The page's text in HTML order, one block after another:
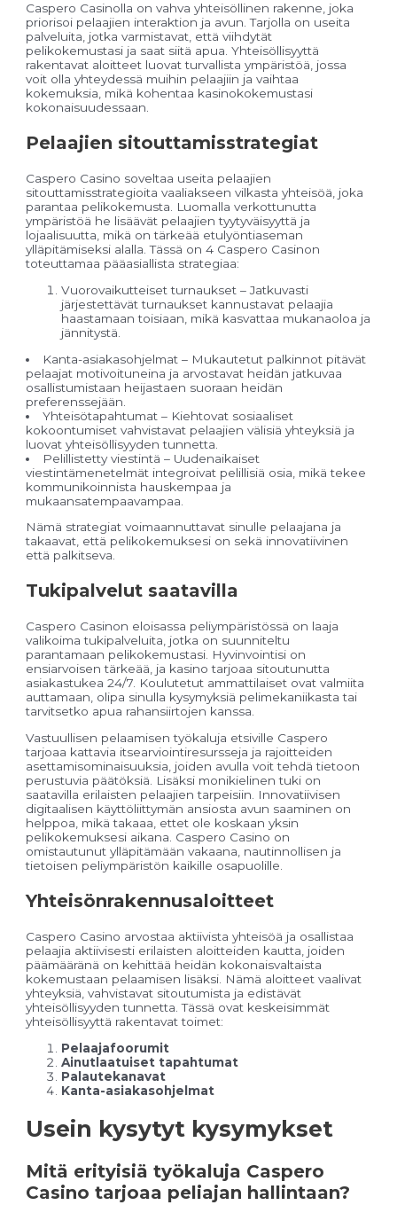
Caspero Casinolla on vahva yhteisöllinen rakenne, joka
priorisoi pelaajien interaktion ja avun. Tarjolla on useita
palveluita, jotka varmistavat, että viihdytät
pelikokemustasi ja saat siitä apua. Yhteisöllisyyttä
rakentavat aloitteet luovat turvallista ympäristöä, jossa
voit olla yhteydessä muihin pelaajiin ja vaihtaa
kokemuksia, mikä kohentaa kasinokokemustasi
kokonaisuudessaan.
Pelaajien sitouttamisstrategiat
Caspero Casino soveltaa useita pelaajien
sitouttamisstrategioita vaaliakseen vilkasta yhteisöä, joka
parantaa pelikokemusta. Luomalla verkottunutta
ympäristöä he lisäävät pelaajien tyytyväisyyttä ja
lojaalisuutta, mikä on tärkeää etulyöntiaseman
ylläpitämiseksi alalla. Tässä on 4 Caspero Casinon
toteuttamaa pääasiallista strategiaa:
Vuorovaikutteiset turnaukset – Jatkuvasti
järjestettävät turnaukset kannustavat pelaajia
haastamaan toisiaan, mikä kasvattaa mukanaoloa ja
jännitystä.
Kanta-asiakasohjelmat – Mukautetut palkinnot pitävät
pelaajat motivoituneina ja arvostavat heidän jatkuvaa
osallistumistaan heijastaen suoraan heidän
preferenssejään.
Yhteisötapahtumat – Kiehtovat sosiaaliset
kokoontumiset vahvistavat pelaajien välisiä yhteyksiä ja
luovat yhteisöllisyyden tunnetta.
Pelillistetty viestintä – Uudenaikaiset
viestintämenetelmät integroivat pelillisiä osia, mikä tekee
kommunikoinnista hauskempaa ja
mukaansatempaavampaa.
Nämä strategiat voimaannuttavat sinulle pelaajana ja
takaavat, että pelikokemuksesi on sekä innovatiivinen
että palkitseva.
Tukipalvelut saatavilla
Caspero Casinon eloisassa peliympäristössä on laaja
valikoima tukipalveluita, jotka on suunniteltu
parantamaan pelikokemustasi. Hyvinvointisi on
ensiarvoisen tärkeää, ja kasino tarjoaa sitoutunutta
asiakastukea 24/7. Koulutetut ammattilaiset ovat valmiita
auttamaan, olipa sinulla kysymyksiä pelimekaniikasta tai
tarvitsetko apua rahansiirtojen kanssa.
Vastuullisen pelaamisen työkaluja etsiville Caspero
tarjoaa kattavia itsearviointiresursseja ja rajoitteiden
asettamisominaisuuksia, joiden avulla voit tehdä tietoon
perustuvia päätöksiä. Lisäksi monikielinen tuki on
saatavilla erilaisten pelaajien tarpeisiin. Innovatiivisen
digitaalisen käyttöliittymän ansiosta avun saaminen on
helppoa, mikä takaaa, ettet ole koskaan yksin
pelikokemuksesi aikana. Caspero Casino on
omistautunut ylläpitämään vakaana, nautinnollisen ja
tietoisen peliympäristön kaikille osapuolille.
Yhteisönrakennusaloitteet
Caspero Casino arvostaa aktiivista yhteisöä ja osallistaa
pelaajia aktiivisesti erilaisten aloitteiden kautta, joiden
päämääränä on kehittää heidän kokonaisvaltaista
kokemustaan pelaamisen lisäksi. Nämä aloitteet vaalivat
yhteyksiä, vahvistavat sitoutumista ja edistävät
yhteisöllisyyden tunnetta. Tässä ovat keskeisimmät
yhteisöllisyyttä rakentavat toimet:
Pelaajafoorumit
Ainutlaatuiset tapahtumat
Palautekanavat
Kanta-asiakasohjelmat
Usein kysytyt kysymykset
Mitä erityisiä työkaluja Caspero
Casino tarjoaa peliajan hallintaan?